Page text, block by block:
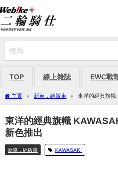
TOP 線上雜誌 EWC戰
主頁 新車．絕版車 東洋的經典旗幟
東洋的經典旗幟
新色推出
新車．絕版車 KAWASAKI